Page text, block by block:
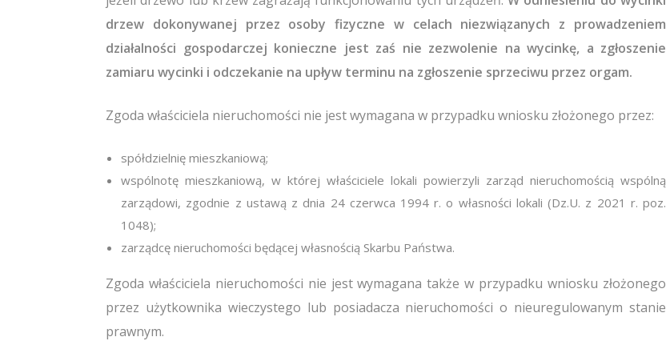
drzew dokonywanej przez osoby fizyczne w celach niezwiązanych z prowadzeniem
działalności gospodarczej konieczne jest zaś nie zezwolenie na wycinkę, a zgłoszenie
zamiaru wycinki i odczekanie na upływ terminu na zgłoszenie sprzeciwu przez orgam.
Zgoda właściciela nieruchomości nie jest wymagana w przypadku wniosku złożonego przez:
spółdzielnię mieszkaniową;
wspólnotę mieszkaniową, w której właściciele lokali powierzyli zarząd nieruchomością wspólną
zarządowi, zgodnie z ustawą z dnia 24 czerwca 1994 r. o własności lokali (Dz.U. z 2021 r. poz.
1048);
zarządcę nieruchomości będącej własnością Skarbu Państwa.
Zgoda właściciela nieruchomości nie jest wymagana także w przypadku wniosku złożonego
przez użytkownika wieczystego lub posiadacza nieruchomości o nieuregulowanym stanie
prawnym.